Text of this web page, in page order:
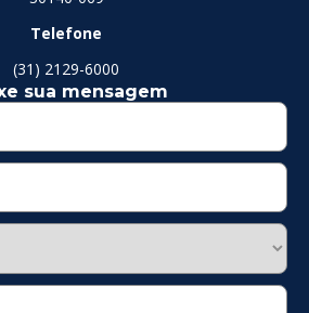
Telefone
(31) 2129-6000
sua mensagem